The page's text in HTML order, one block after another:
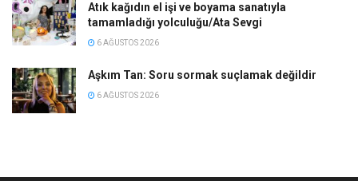
Atık kağıdın el işi ve boyama sanatıyla
tamamladığı yolculuğu/Ata Sevgi
6 AĞUSTOS 2026
Aşkım Tan: Soru sormak suçlamak değildir
6 AĞUSTOS 2026